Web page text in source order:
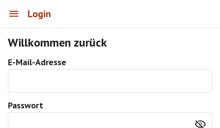
Login
Willkommen zurück
E-Mail-Adresse
Passwort